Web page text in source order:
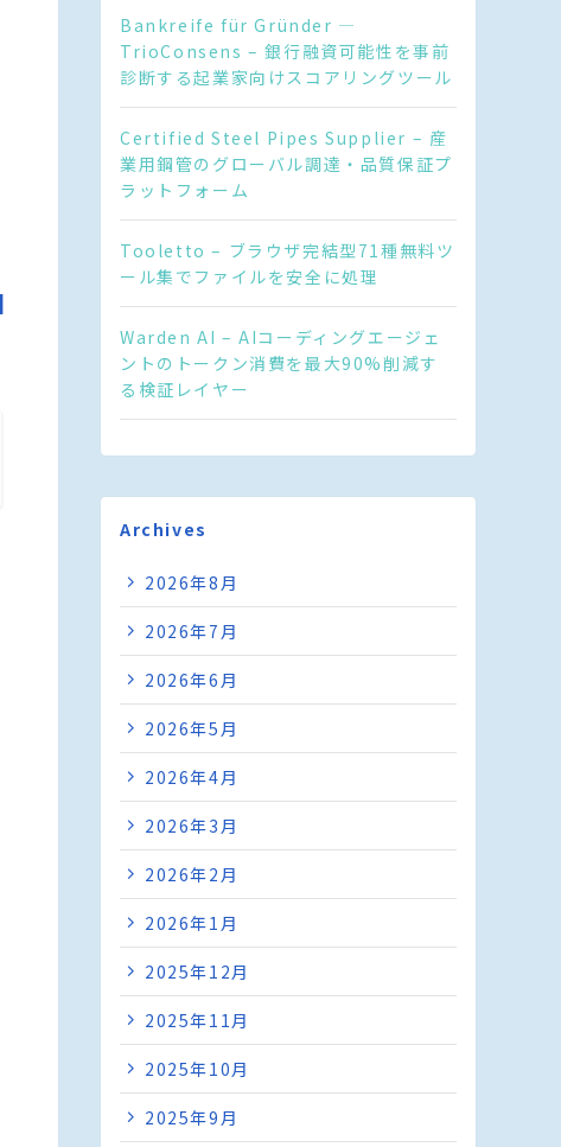
Bankreife für Gründer —
TrioConsens – 銀行融資可能性を事前
診断する起業家向けスコアリングツール
Certified Steel Pipes Supplier – 産
業用鋼管のグローバル調達・品質保証プ
ラットフォーム
Tooletto – ブラウザ完結型71種無料ツ
ール集でファイルを安全に処理
Warden AI – AIコーディングエージェ
ントのトークン消費を最大90%削減す
る検証レイヤー
Archives
2026年8月
2026年7月
2026年6月
2026年5月
2026年4月
2026年3月
2026年2月
2026年1月
2025年12月
2025年11月
2025年10月
2025年9月